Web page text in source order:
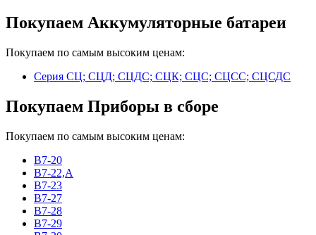
Покупаем Аккумуляторные батареи
Покупаем по самым высоким ценам:
Серия СЦ; СЦД; СЦДС; СЦК; СЦС; СЦСС; СЦСДС
Покупаем Приборы в сборе
Покупаем по самым высоким ценам:
В7-20
В7-22,А
В7-23
В7-27
В7-28
В7-29